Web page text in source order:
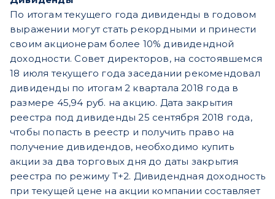
По итогам текущего года дивиденды в годовом
выражении могут стать рекордными и принести
своим акционерам более 10% дивидендной
доходности. Совет директоров, на состоявшемся
18 июля текущего года заседании рекомендовал
дивиденды по итогам 2 квартала 2018 года в
размере 45,94 руб. на акцию. Дата закрытия
реестра под дивиденды 25 сентября 2018 года,
чтобы попасть в реестр и получить право на
получение дивидендов, необходимо купить
акции за два торговых дня до даты закрытия
реестра по режиму Т+2. Дивидендная доходность
при текущей цене на акции компании составляет